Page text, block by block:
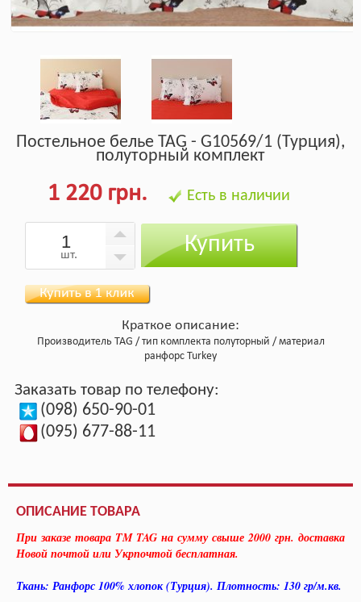
Постельное белье TAG - G10569/1 (Турция),
полуторный комплект
1 220 грн. Есть в наличии
шт. Купить
Краткое описание:
Производитель TAG тип комплекта полуторный
материал
ранфорс Turkey
Заказать товар по телефону:
(098) 650-90-01
(095) 677-88-11
ОПИСАНИЕ ТОВАРА
При заказе товара TM TAG на сумму свыше 2000 грн. доставка
Новой почтой или Укрпочтой бесплатная.
Ткань: Ранфорс 100% хлопок (Турция). Плотность: 130 гр/м.кв.